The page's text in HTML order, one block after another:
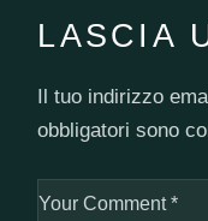
LASCIA
Il tuo indirizzo
obbligatori sono